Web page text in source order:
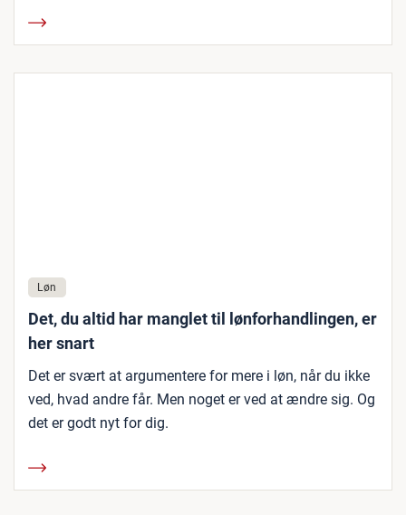
Løn
Det, du altid har manglet til lønforhandlingen, er
her snart
Det er svært at argumentere for mere i løn, når du ikke
ved, hvad andre får. Men noget er ved at ændre sig. Og
det er godt nyt for dig.